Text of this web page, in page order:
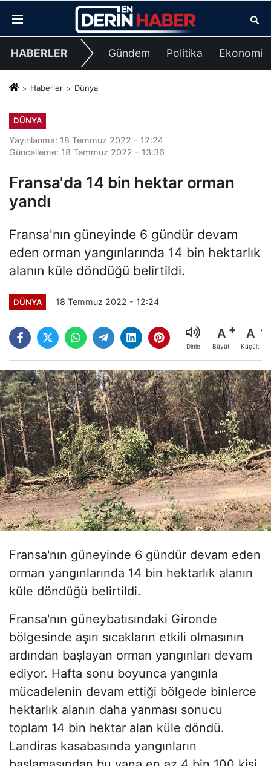
HABERLER Gündem Politika Ekonomi
Haberler Dünya
DÜNYA
Yayınlanma: 18 Temmuz 2022 - 12:24
Güncelleme: 18 Temmuz 2022 - 13:36
Fransa'da 14 bin hektar orman
yandı
Fransa'nın güneyinde 6 gündür devam
eden orman yangınlarında 14 bin hektarlık
alanın küle döndüğü belirtildi.
DÜNYA 18 Temmuz 2022 - 12:24
Dinle
A
Büyüt
A
Küçült
Fransa'nın güneyinde 6 gündür devam eden
orman yangınlarında 14 bin hektarlık alanın
küle döndüğü belirtildi.
Fransa'nın güneybatısındaki Gironde
bölgesinde aşırı sıcakların etkili olmasının
ardından başlayan orman yangınları devam
ediyor. Hafta sonu boyunca yangınla
mücadelenin devam ettiği bölgede binlerce
hektarlık alanın daha yanması sonucu
toplam 14 bin hektar alan küle döndü.
Landiras kasabasında yangınların